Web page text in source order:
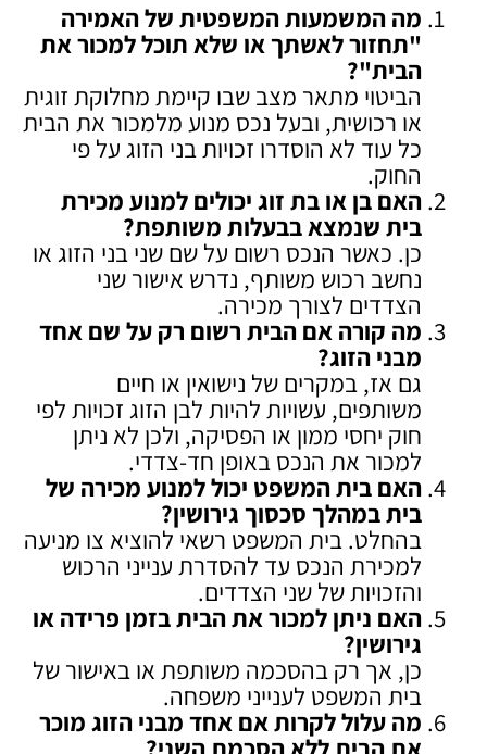
מה המשמעות המשפטית של האמירה
"תחזור לאשתך או שלא תוכל למכור את
הבית"?
הביטוי מתאר מצב שבו קיימת מחלוקת זוגית
או רכושית, ובעל נכס מנוע מלמכור את הבית
כל עוד לא הוסדרו זכויות בני הזוג על פי
החוק.
האם בן או בת זוג יכולים למנוע מכירת
בית שנמצא בבעלות משותפת?
כן. כאשר הנכס רשום על שם שני בני הזוג או
נחשב רכוש משותף, נדרש אישור שני
הצדדים לצורך מכירה.
מה קורה אם הבית רשום רק על שם אחד
מבני הזוג?
גם אז, במקרים של נישואין או חיים
משותפים, עשויות להיות לבן הזוג זכויות לפי
חוק יחסי ממון או הפסיקה, ולכן לא ניתן
למכור את הנכס באופן חד-צדדי.
האם בית המשפט יכול למנוע מכירה של
בית במהלך סכסוך גירושין?
בהחלט. בית המשפט רשאי להוציא צו מניעה
למכירת הנכס עד להסדרת ענייני הרכוש
והזכויות של שני הצדדים.
האם ניתן למכור את הבית בזמן פרידה או
גירושין?
כן, אך רק בהסכמה משותפת או באישור של
בית המשפט לענייני משפחה.
מה עלול לקרות אם אחד מבני הזוג מוכר